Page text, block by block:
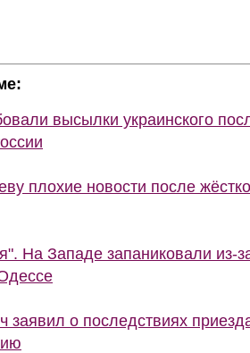
высылки украинского
плохие новости после
На Западе запаниковали из-
заявил о последствиях